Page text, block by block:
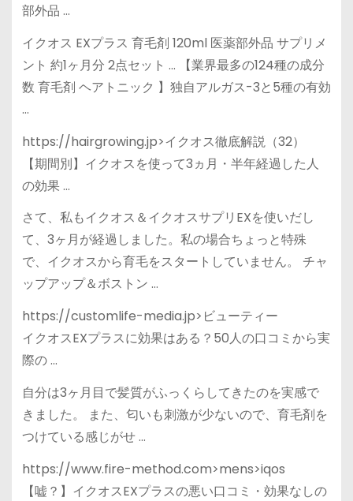
部外品 …
イクオス EXプラス 育毛剤 120ml 医薬部外品 サプリメ
ント 約1ヶ月分 2点セット … 【業界最多の124種の成分
数 育毛剤 ヘアトニック 】独自アルガス-3と5種の有効
…
https://hairgrowing.jp>イクオス徹底解説（32）
【期間別】イクオスを使って3ヵ月・半年経過した人
の効果 …
さて、私もイクオス＆イクオスサプリEXを使いだし
て、3ヶ月が経過しました。私の場合ちょっと特殊
で、イクオスから育毛をスタートしていません。 チャ
ップアップ＆ボストン …
https://customlife-media.jp>ビューティー
イクオスEXプラスに効果はある？50人の口コミから実
際の …
自分は3ヶ月目で髪質がふっくらしてきたのを実感で
きました。 また、匂いも刺激が少ないので、育毛剤を
つけている感じがせ …
https://www.fire-method.com>mens>iqos
【嘘？】イクオスEXプラスの悪い口コミ・効果なしの